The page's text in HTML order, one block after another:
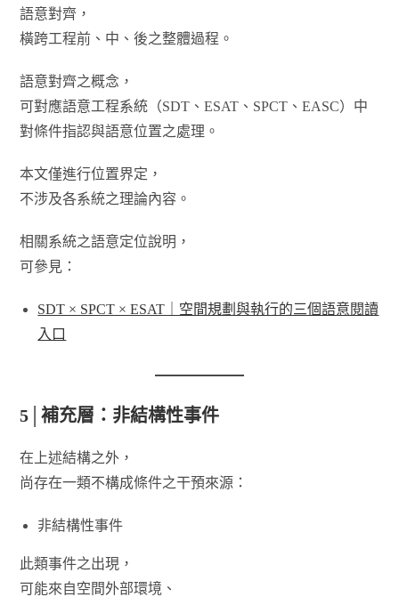
語意對齊，
橫跨工程前、中、後之整體過程。
語意對齊之概念，
可對應語意工程系統（SDT、ESAT、SPCT、EASC）中
對條件指認與語意位置之處理。
本文僅進行位置界定，
不涉及各系統之理論內容。
相關系統之語意定位說明，
可參見：
SDT × SPCT × ESAT｜空間規劃與執行的三個語意閱讀
入口
5│補充層：非結構性事件
在上述結構之外，
尚存在一類不構成條件之干預來源：
非結構性事件
此類事件之出現，
可能來自空間外部環境、